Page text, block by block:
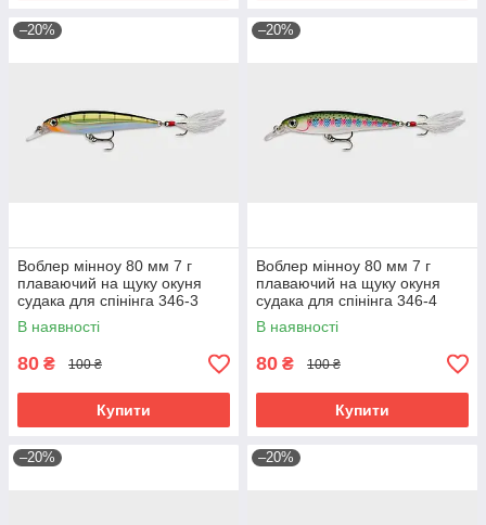
–20%
Воблер мінноу 80 мм 7 г
плаваючий на щуку окуня
судака для спінінга 346-3
В наявності
80 ₴ 100 ₴
Купити
–20%
Воблер мінноу 80 мм 7 г
плаваючий на щуку окуня
судака для спінінга 346-4
В наявності
80 ₴ 100 ₴
Купити
–20% –20%